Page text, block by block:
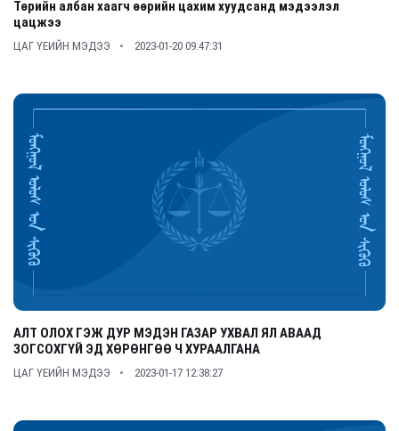
Төрийн албан хаагч өөрийн цахим хуудсанд мэдээлэл
цацжээ
ЦАГ ҮЕИЙН МЭДЭЭ 2023-01-20 09:47:31
АЛТ ОЛОХ ГЭЖ ДУР МЭДЭН ГАЗАР УХВАЛ ЯЛ АВААД
ЗОГСОХГҮЙ ЭД ХӨРӨНГӨӨ Ч ХУРААЛГАНА
ЦАГ ҮЕИЙН МЭДЭЭ 2023-01-17 12:38:27